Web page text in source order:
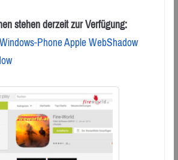
stehen derzeit zur Verfügung:
Windows-PhoneAppleWebShadow